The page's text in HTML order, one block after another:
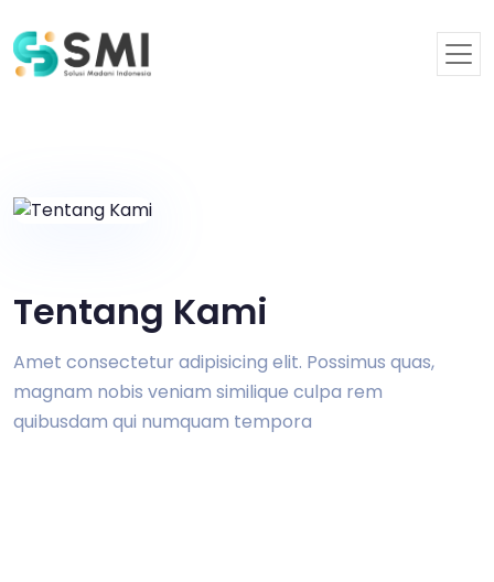
Tentang Kami
Amet consectetur adipisicing elit. Possimus quas,
magnam nobis veniam similique culpa rem
quibusdam qui numquam tempora